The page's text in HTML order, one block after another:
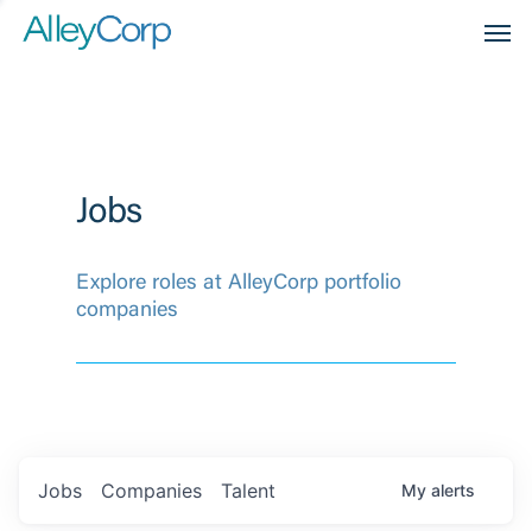
Jobs
Explore roles at AlleyCorp portfolio
companies
Jobs Companies Talent My alerts